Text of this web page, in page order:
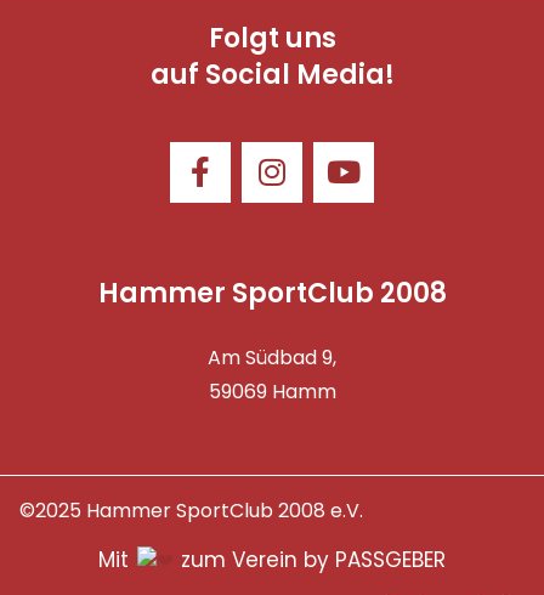
Folgt uns
auf Social Media!
Hammer SportClub 2008
Am Südbad 9,
59069 Hamm
©2025 Hammer SportClub 2008 e.V.
Mit zum Verein by PASSGEBER